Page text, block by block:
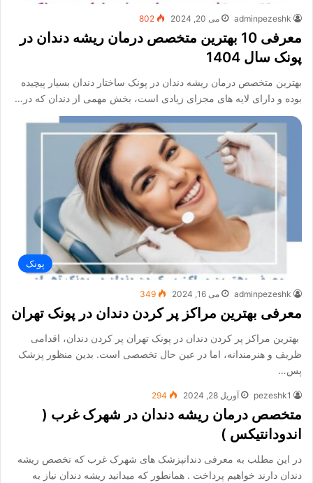
adminpezeshk می 20, 2024 802
معرفی 10 بهترین متخصص درمان ریشه دندان در
پونک سال 1404
بهترین متخصص درمان ریشه دندان در پونک ساختار دندان بسیار پیچیده
بوده و دارای لایه های مجزای زیادی است، بخش مهمی از دندان که در…
پونک
adminpezeshk می 16, 2024 349
معرفی بهترین مراکز پر کردن دندان در پونک تهران
بهترین مراکز پر کردن دندان در پونک تهران پر کردن دندان، اقدامی
ظریف و هنرمندانه، اما در عین حال تخصصی است. بدین منظور پزشک
پس…
pezeshk1 آوریل 28, 2024 294
متخصص درمان ریشه دندان در شهرک غرب (
اندودانتیکس )
در این مطلب به معرفی دندانپزشک های شهرک غرب که تخصص ریشه
دندان دارند خواهیم پرداخت . همانطور که میدانید ریشه دندان نیاز به